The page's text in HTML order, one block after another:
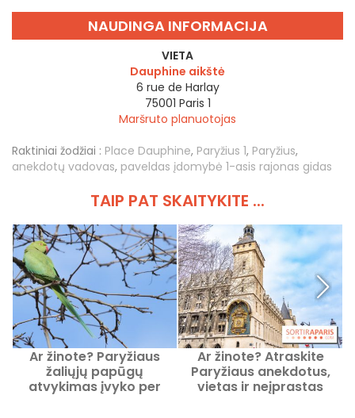
NAUDINGA INFORMACIJA
VIETA
Dauphine aikštė
6 rue de Harlay
75001 Paris 1
Maršruto planuotojas
Raktiniai žodžiai : Place Dauphine, Paryžius 1, Paryžius,
anekdotų vadovas, paveldas įdomybė 1-asis rajonas gidas
TAIP PAT SKAITYKITE ...
Ar žinote? Paryžiaus
žaliųjų papūgų
atvykimas įvyko per
Ar žinote? Atraskite
Paryžiaus anekdotus,
vietas ir neįprastas